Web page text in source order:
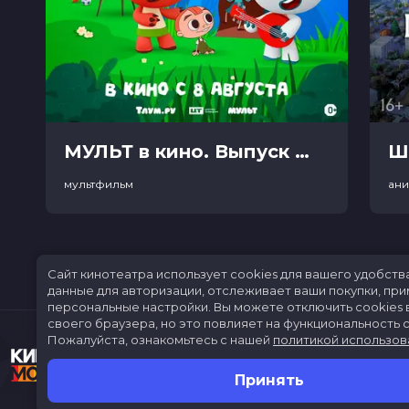
МУЛЬТ в кино. Выпуск №198. Некогда скучать (0+)
мультфильм
Сайт кинотеатра использует cookies для вашего
данные для авторизации, отслеживает ваши покупки,
персональные настройки. Вы можете отключить cookies
своего браузера, но это повлияет на функциональность
Пожалуйста, ознакомьтесь с нашей политикой
Принять